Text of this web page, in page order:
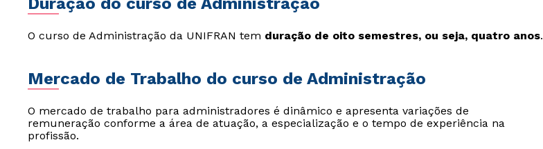
O curso de Administração da UNIFRAN tem duração de oito semestres, ou seja, quatro anos.
Mercado de Trabalho do curso de Administração
O mercado de trabalho para administradores é dinâmico e apresenta variações de
remuneração conforme a área de atuação, a especialização e o tempo de experiência na
profissão.